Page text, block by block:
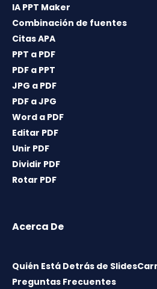
IA PPT Maker
Combinación de fuentes
Citas APA
PPT a PDF
PDF a PPT
JPG a PDF
PDF a JPG
Word a PDF
Editar PDF
Unir PDF
Dividir PDF
Rotar PDF
Acerca De
Quién Está Detrás de
Preguntas Frecuentes